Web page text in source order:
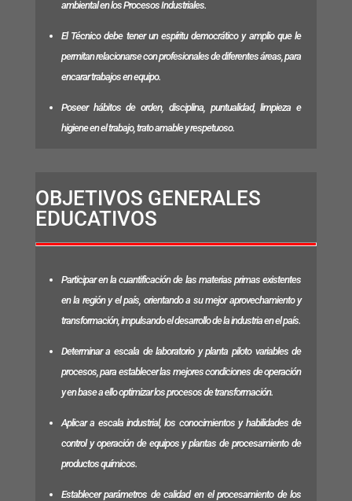
ambiental en los Procesos Industriales.
El Técnico debe tener un espíritu democrático y amplio que le
permitan relacionarse con profesionales de diferentes áreas, para
encarar trabajos en equipo.
Poseer hábitos de orden, disciplina, puntualidad, limpieza e
higiene en el trabajo, trato amable y respetuoso.
OBJETIVOS GENERALES
EDUCATIVOS
Participar en la cuantificación de las materias primas existentes
en la región y el país, orientando a su mejor aprovechamiento y
transformación, impulsando el desarrollo de la industria en el país.
Determinar a escala de laboratorio y planta piloto variables de
procesos, para establecer las mejores condiciones de operación
y en base a ello optimizar los procesos de transformación.
Aplicar a escala industrial, los conocimientos y habilidades de
control y operación de equipos y plantas de procesamiento de
productos químicos.
Establecer parámetros de calidad en el procesamiento de los